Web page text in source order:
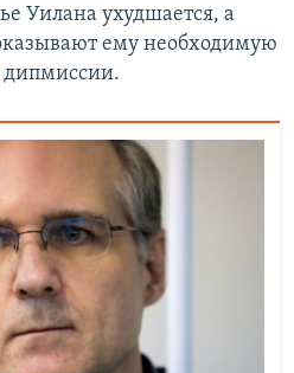
Уилана ухудшается, а
ему необходимую